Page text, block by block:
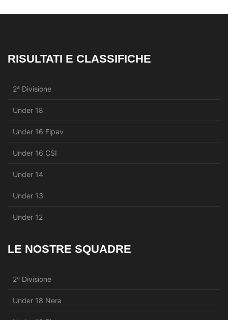
RISULTATI E CLASSIFICHE
2ª Divisione
Under 18
Under 16 Fipav
Under 16 CSI
Under 14
Under 13
Under 12
LE NOSTRE SQUADRE
2ª Divisione
Under 18 Nera